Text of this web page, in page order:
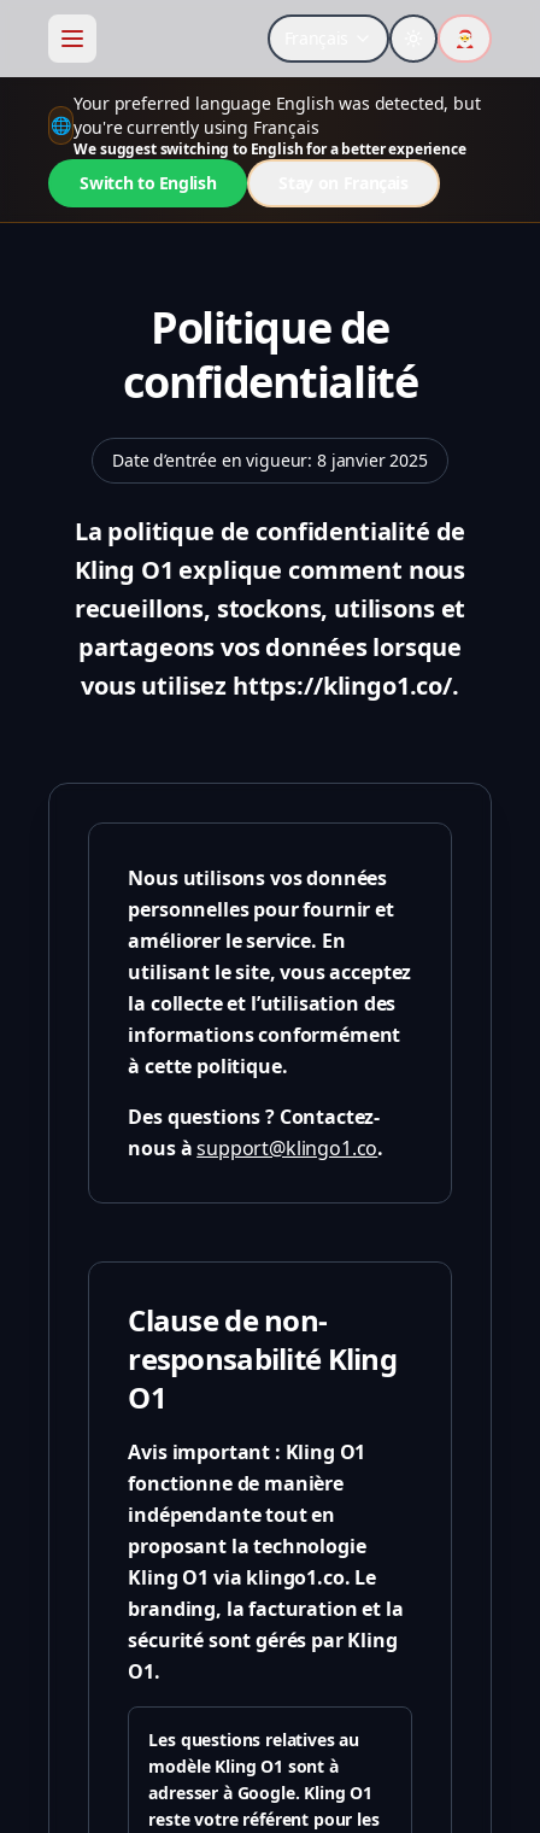
🎅
🌐
Your preferred language English was detected, but
you're currently using Français
We suggest switching to English for a better experience
Switch to English
Politique de
confidentialité
Date d’entrée en vigueur:8 janvier 2025
La politique de confidentialité de
Kling O1 explique comment nous
recueillons, stockons, utilisons et
partageons vos données lorsque
vous utilisez https://klingo1.co/.
Nous utilisons vos données
personnelles pour fournir et
améliorer le service. En
utilisant le site, vous acceptez
la collecte et l’utilisation des
informations conformément
à cette politique.
Des questions ? Contactez-
nous àsupport@klingo1.co.
Clause de non-
responsabilité Kling
O1
Avis important : Kling O1
fonctionne de manière
indépendante tout en
proposant la technologie
Kling O1 via klingo1.co. Le
branding, la facturation et la
sécurité sont gérés par Kling
O1.
Les questions relatives au
modèle Kling O1 sont à
adresser à Google. Kling O1
reste votre référent pour les